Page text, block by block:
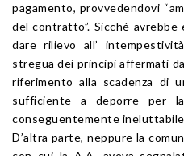
pagamento, provvedendovi
del contratto”. Sicché avrebbe
dare rilievo all’
stregua dei principi affermati
riferimento alla scadenza di
sufficiente a deporre per
conseguentemente
D’altra parte, neppure la